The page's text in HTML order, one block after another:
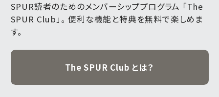
SPUR読者のためのメンバーシッププログラム 「The
SPUR Club」。 便利な機能と特典を無料で楽しめま
す。
The SPUR Club とは？